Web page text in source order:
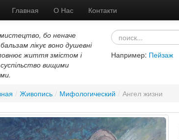
Главная О Нас Контакти
бо неначе
лікує воно душевні
життя змістом і
вищими
Например: Пейзаж
/ Живопись / Мифологический / Ангел жизни